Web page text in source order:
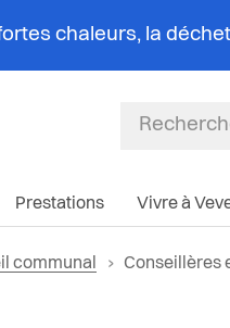
chaleurs, la
Prestations Vivre à
communal Page
Conseillères